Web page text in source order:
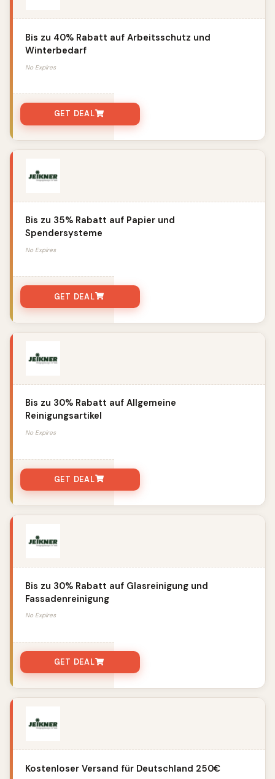
Bis zu 40% Rabatt auf Arbeitsschutz und
Winterbedarf
No Expires
GET DEAL
Bis zu 35% Rabatt auf Papier und
Spendersysteme
No Expires
GET DEAL
Bis zu 30% Rabatt auf Allgemeine
Reinigungsartikel
No Expires
GET DEAL
Bis zu 30% Rabatt auf Glasreinigung und
Fassadenreinigung
No Expires
GET DEAL
Kostenloser Versand für Deutschland 250€